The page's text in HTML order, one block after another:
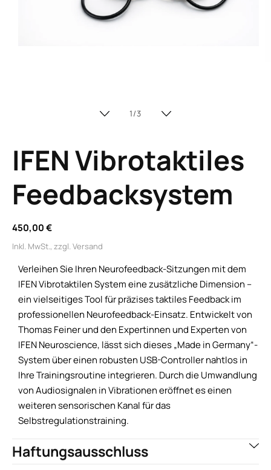
1/von
3
IFEN Vibrotaktiles
Feedbacksystem
Normaler
450,00 €
Inkl. MwSt., zzgl. Versand
Verleihen Sie Ihren Neurofeedback-Sitzungen mit dem
IFEN Vibrotaktilen System eine zusätzliche Dimension –
ein vielseitiges Tool für präzises taktiles Feedback im
professionellen Neurofeedback-Einsatz. Entwickelt von
Thomas Feiner und den Expertinnen und Experten von
IFEN Neuroscience, lässt sich dieses „Made in Germany“-
System über einen robusten USB-Controller nahtlos in
Ihre Trainingsroutine integrieren. Durch die Umwandlung
von Audiosignalen in Vibrationen eröffnet es einen
weiteren sensorischen Kanal für das
Selbstregulationstraining.
Haftungsausschluss